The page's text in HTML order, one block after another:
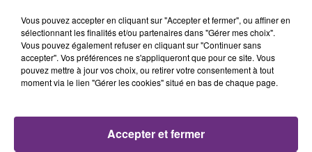
TAME IMPALA & JENNIE DJO
18h04
18h04
Vous pouvez accepter en cliquant sur "Accepter et fermer", ou affiner en
sélectionnant les finalités et/ou partenaires dans "Gérer mes choix".
Vous pouvez également refuser en cliquant sur "Continuer sans
accepter". Vos préférences ne s'appliqueront que pour ce site. Vous
pouvez mettre à jour vos choix, ou retirer votre consentement à tout
moment via le lien "Gérer les cookies" situé en bas de chaque page.
Accepter et fermer